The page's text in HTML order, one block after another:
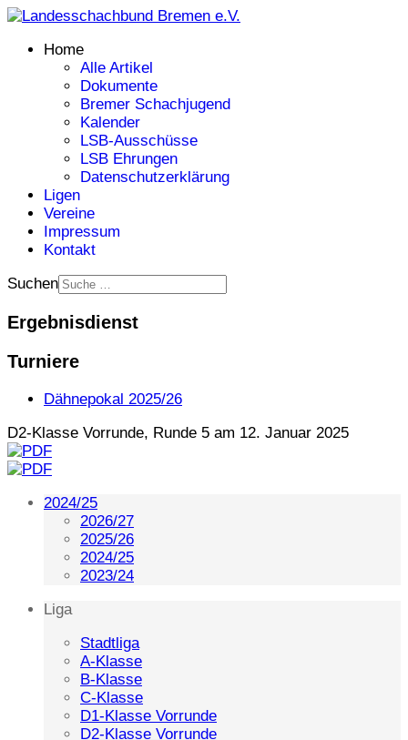
Home
Alle Artikel
Dokumente
Bremer Schachjugend
Kalender
LSB-Ausschüsse
LSB Ehrungen
Datenschutzerklärung
Ligen
Vereine
Impressum
Kontakt
Suchen
Ergebnisdienst
Turniere
Dähnepokal 2025/26
D2-Klasse Vorrunde, Runde 5 am 12. Januar 2025
2024/25
2026/27
2025/26
2024/25
2023/24
Liga
Stadtliga
A-Klasse
B-Klasse
C-Klasse
D1-Klasse Vorrunde
D2-Klasse Vorrunde